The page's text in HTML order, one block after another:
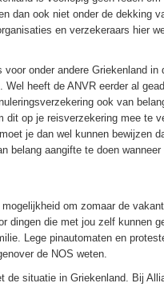
dan ook niet onder de dekking
en verzekeraars hier
voor onder andere Griekenland
heeft de ANVR eerder al
ook van
op je reisverzekering mee te
je dan wel kunnen bewijzen
belang aangifte te doen
om zomaar de
dingen die met jou zelf kunnen
Lege pinautomaten en
de NOS weten.
de situatie in Griekenland. Bij